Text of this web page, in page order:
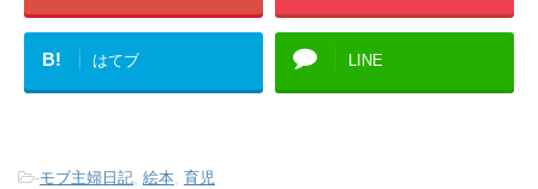
B! はてブ LINE
-モブ主婦日記 絵本 育児